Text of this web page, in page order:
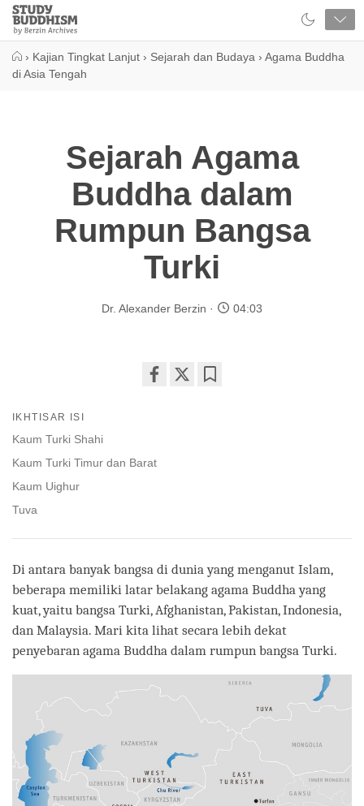
Close
Study
Buddhism
› Kajian Tingkat Lanjut › Sejarah dan Budaya › Agama Buddha
di Asia Tengah
Sejarah Agama
Buddha dalam
Rumpun Bangsa
Turki
Dr. Alexander Berzin 04:03
IKHTISAR ISI
Kaum Turki Shahi
Kaum Turki Timur dan Barat
Kaum Uighur
Tuva
Di antara banyak bangsa di dunia yang menganut Islam,
beberapa memiliki latar belakang agama Buddha yang
kuat, yaitu bangsa Turki, Afghanistan, Pakistan, Indonesia,
dan Malaysia. Mari kita lihat secara lebih dekat
penyebaran agama Buddha dalam rumpun bangsa Turki.